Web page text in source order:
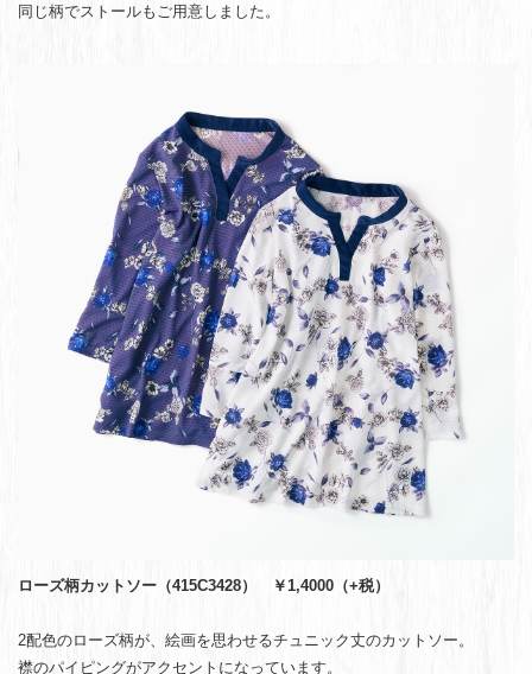
同じ柄でストールもご用意しました。
ローズ柄カットソー（415C3428） ￥1,4000（+税）
2配色のローズ柄が、絵画を思わせるチュニック丈のカットソー。
襟のパイピングがアクセントになっています。